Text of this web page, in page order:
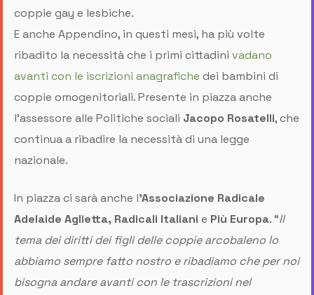
coppie gay e lesbiche.
E anche Appendino, in questi mesi, ha più volte
ribadito la necessità che i primi cittadini vadano
avanti con le iscrizioni anagrafiche dei bambini di
coppie omogenitoriali. Presente in piazza anche
l'assessore alle Politiche sociali Jacopo Rosatelli, che
continua a ribadire la necessità di una legge
nazionale.
In piazza ci sarà anche l’Associazione Radicale
Adelaide Aglietta, Radicali Italiani e Più Europa. “Il
tema dei diritti dei figli delle coppie arcobaleno lo
abbiamo sempre fatto nostro e ribadiamo che per noi
bisogna andare avanti con le trascrizioni nel